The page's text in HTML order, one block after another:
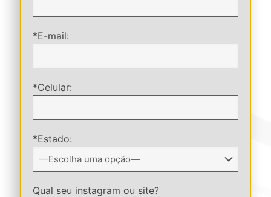
*E-mail:
*Celular:
*Estado:
Qual seu instagram ou site?